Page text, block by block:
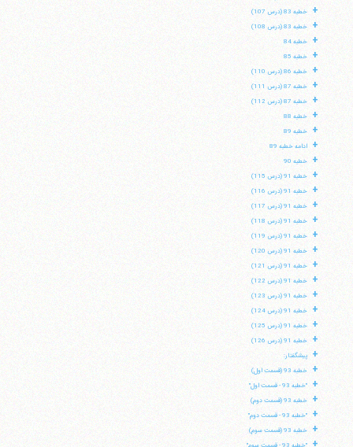
+ خطبه 83 (درس 107)
+ خطبه 83 (درس 108)
+ خطبه 84
+ خطبه 85
+ خطبه 86 (درس 110)
+ خطبه 87 (درس 111)
+ خطبه 87 (درس 112)
+ خطبه 88
+ خطبه 89
+ ادامه خطبه 89
+ خطبه 90
+ خطبه 91 (درس 115)
+ خطبه 91 (درس 116)
+ خطبه 91 (درس 117)
+ خطبه 91 (درس 118)
+ خطبه 91 (درس 119)
+ خطبه 91 (درس 120)
+ خطبه 91 (درس 121)
+ خطبه 91 (درس 122)
+ خطبه 91 (درس 123)
+ خطبه 91 (درس 124)
+ خطبه 91 (درس 125)
+ خطبه 91 (درس 126)
+ پیشگفتار:
+ خطبه 93 (قسمت اول)
+ "خطبه 93 - قسمت اول"
+ خطبه 93 (قسمت دوم)
+ "خطبه 93 - قسمت دوم"
+ خطبه 93 (قسمت سوم)